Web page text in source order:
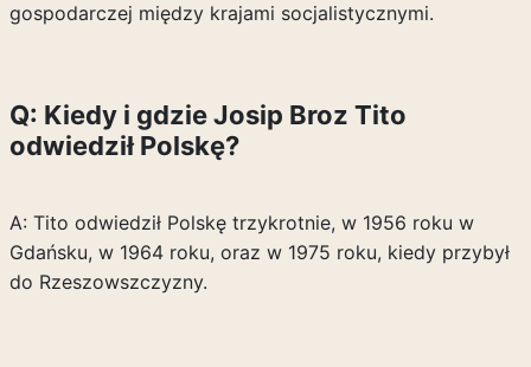
gospodarczej między krajami socjalistycznymi.
Q: Kiedy i gdzie Josip Broz Tito
odwiedził Polskę?
A: Tito odwiedził Polskę trzykrotnie, w 1956 roku w
Gdańsku, w 1964 roku, oraz w 1975 roku, kiedy przybył
do Rzeszowszczyzny.